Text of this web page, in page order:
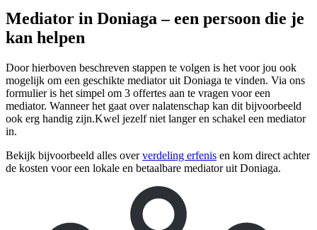
Mediator in Doniaga – een persoon die je
kan helpen
Door hierboven beschreven stappen te volgen is het voor jou ook
mogelijk om een geschikte mediator uit Doniaga te vinden. Via ons
formulier is het simpel om 3 offertes aan te vragen voor een
mediator. Wanneer het gaat over nalatenschap kan dit bijvoorbeeld
ook erg handig zijn.Kwel jezelf niet langer en schakel een mediator
in.
Bekijk bijvoorbeeld alles oververdeling erfenis en kom direct achter
de kosten voor een lokale en betaalbare mediator uit Doniaga.